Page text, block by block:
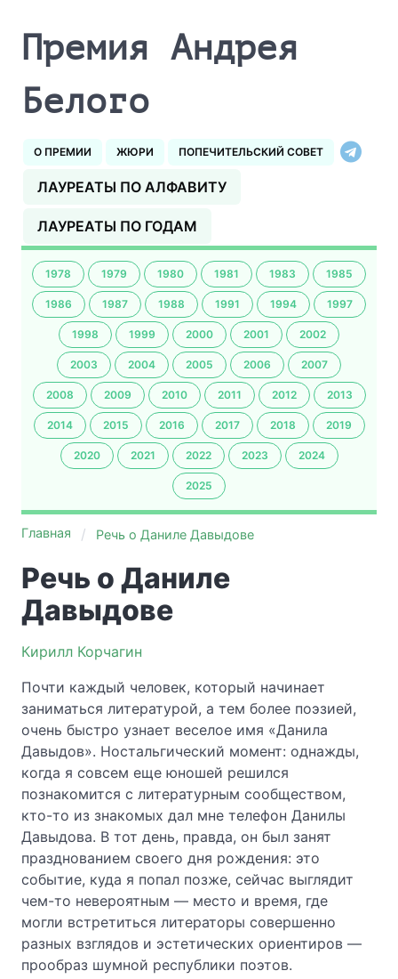
Премия Андрея
Белого
О ПРЕМИИ ЖЮРИ ПОПЕЧИТЕЛЬСКИЙ СОВЕТ
ЛАУРЕАТЫ ПО АЛФАВИТУ
ЛАУРЕАТЫ ПО ГОДАМ
1978 1979 1980 1981 1983 1985
1986 1987 1988 1991 1994 1997
1998 1999 2000 2001 2002
2003 2004 2005 2006 2007
2008 2009 2010 2011 2012 2013
2014 2015 2016 2017 2018 2019
2020 2021 2022 2023 2024
2025
Главная Речь о Даниле Давыдове
Речь о Даниле
Давыдове
Кирилл Корчагин
Почти каждый человек, который начинает
заниматься литературой, а тем более поэзией,
очень быстро узнает веселое имя «Данила
Давыдов». Ностальгический момент: однажды,
когда я совсем еще юношей решился
познакомится с литературным сообществом,
кто-то из знакомых дал мне телефон Данилы
Давыдова. В тот день, правда, он был занят
празднованием своего дня рождения: это
событие, куда я попал позже, сейчас выглядит
чем-то невероятным — место и время, где
могли встретиться литераторы совершенно
разных взглядов и эстетических ориентиров —
прообраз шумной республики поэтов.